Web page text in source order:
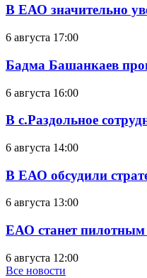
В ЕАО значительно
6 августа 17:00
Бадма Башанкаев
6 августа 16:00
В с.Раздольное
6 августа 14:00
В ЕАО обсудили
6 августа 13:00
ЕАО станет пилотным
6 августа 12:00
Все новости